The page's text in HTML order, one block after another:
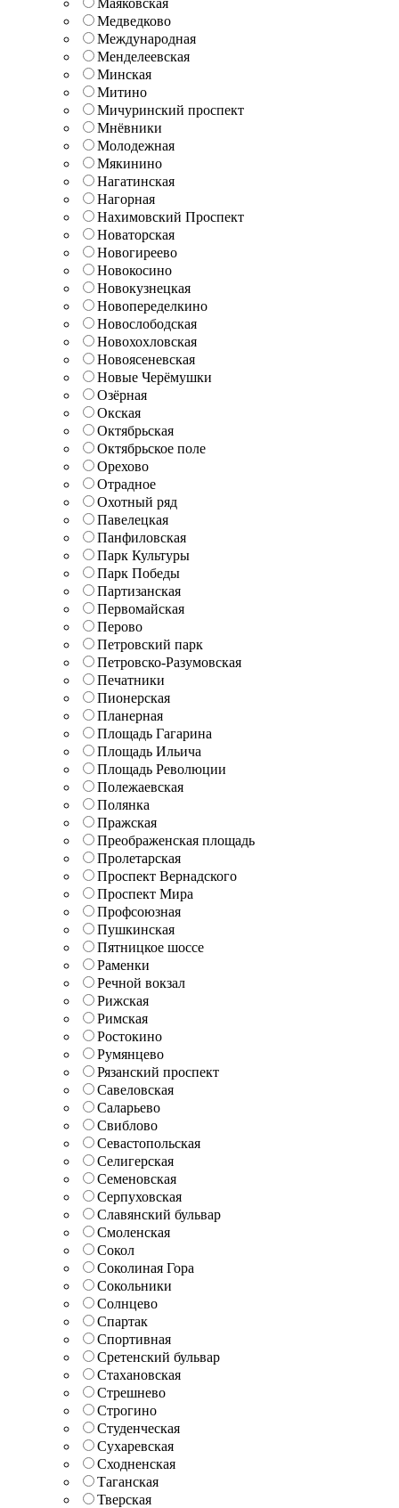
Медведково
Международная
Менделеевская
Минская
Митино
Мичуринский проспект
Мнёвники
Молодежная
Мякинино
Нагатинская
Нагорная
Нахимовский Проспект
Новаторская
Новогиреево
Новокосино
Новокузнецкая
Новопеределкино
Новослободская
Новохохловская
Новоясеневская
Новые Черёмушки
Озёрная
Окская
Октябрьская
Октябрьское поле
Орехово
Отрадное
Охотный ряд
Павелецкая
Панфиловская
Парк Культуры
Парк Победы
Партизанская
Первомайская
Перово
Петровский парк
Петровско-Разумовская
Печатники
Пионерская
Планерная
Площадь Гагарина
Площадь Ильича
Площадь Революции
Полежаевская
Полянка
Пражская
Преображенская площадь
Пролетарская
Проспект Вернадского
Проспект Мира
Профсоюзная
Пушкинская
Пятницкое шоссе
Раменки
Речной вокзал
Рижская
Римская
Ростокино
Румянцево
Рязанский проспект
Савеловская
Саларьево
Свиблово
Севастопольская
Селигерская
Семеновская
Серпуховская
Славянский бульвар
Смоленская
Сокол
Соколиная Гора
Сокольники
Солнцево
Спартак
Спортивная
Сретенский бульвар
Стахановская
Стрешнево
Строгино
Студенческая
Сухаревская
Сходненская
Таганская
Тверская